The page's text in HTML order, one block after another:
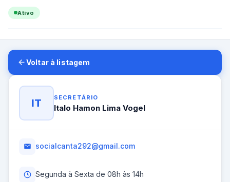
Ativo
Voltar à listagem
IT SECRETÁRIO
Italo Hamon Lima Vogel
socialcanta292@gmail.com
Segunda à Sexta de 08h às 14h